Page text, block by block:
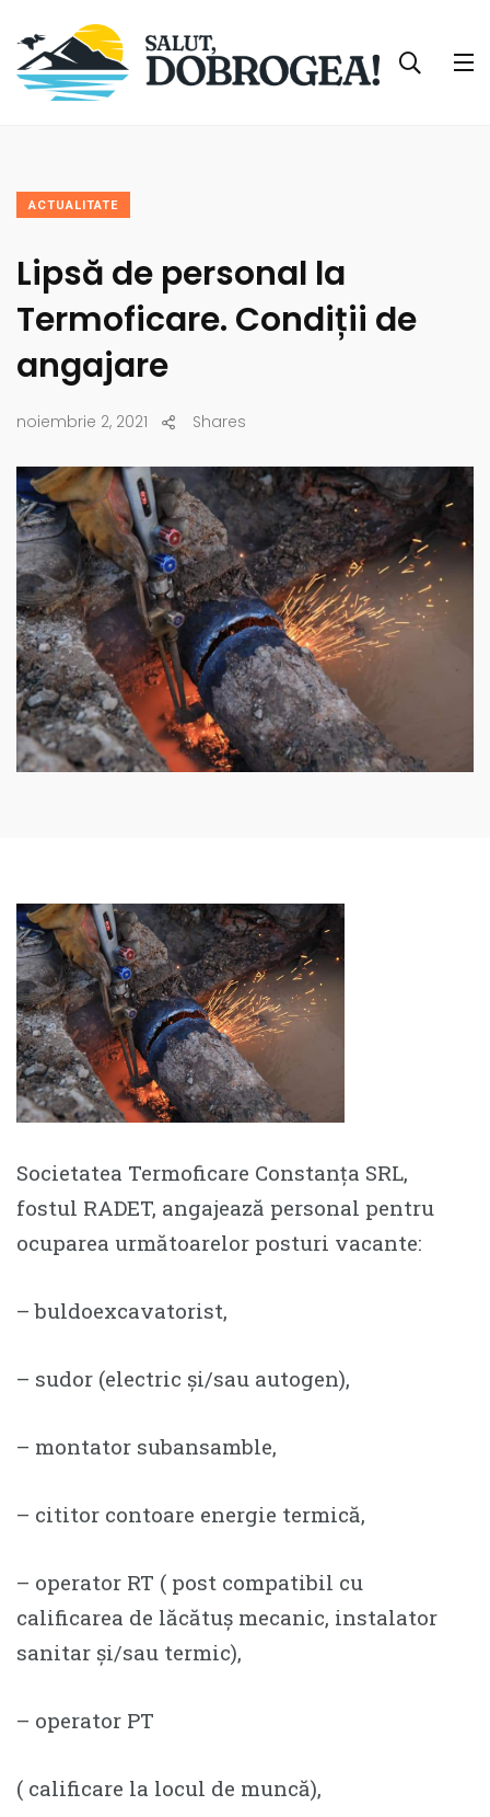
ACTUALITATE
Lipsă de personal la
Termoficare. Condiții de
angajare
noiembrie 2, 2021 Shares
Societatea Termoficare Constanța SRL,
fostul RADET, angajează personal pentru
ocuparea următoarelor posturi vacante:
– buldoexcavatorist,
– sudor (electric și/sau autogen),
– montator subansamble,
– cititor contoare energie termică,
– operator RT ( post compatibil cu
calificarea de lăcătuș mecanic, instalator
sanitar și/sau termic),
– operator PT
( calificare la locul de muncă),